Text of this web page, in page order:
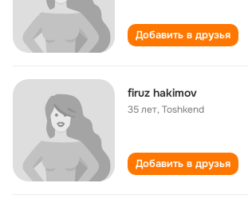
Добавить в друзья
firuz hakimov
35 лет,Toshkend
Добавить в друзья